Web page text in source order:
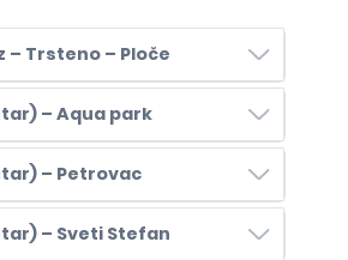
– Trsteno – Ploče
– Aqua park
– Petrovac
– Sveti Stefan